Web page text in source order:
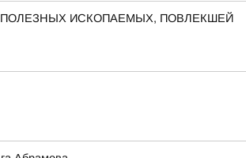
ИСКОПАЕМЫХ, ПОВЛЕКШЕЙ